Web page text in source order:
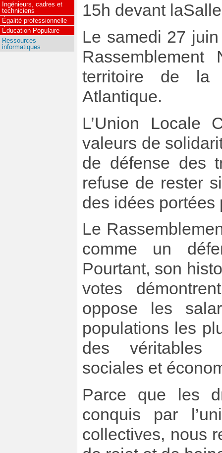
15h devant
Le samedi 27
territoire de la
Atlantique.
L’Union Locale
valeurs de
de défense des
refuse de rester
des idées portées
Le
comme un
Pourtant, son
votes
oppose les
populations les
des véritables
sociales et
Parce que les
conquis par
collectives, nous
Ingénieurs, cadres et
techniciens
Égalité professionnelle
Éducation Populaire
Ressources
informatiques